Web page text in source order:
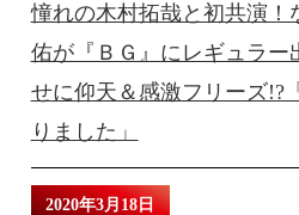
憧れの木村拓哉と初共演！
佑が『ＢＧ』にレギュラー
せに仰天＆感激フリーズ!?
りました」
2020年3月18日